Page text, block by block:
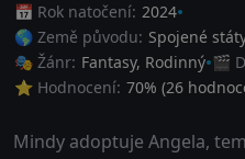
📅 Rok natočení: 2024
🌎 Země původu: Spojené
🎭 Žánr: Fantasy, Rodinný 🎬
⭐ Hodnocení: 70% (26
Mindy adoptuje Angela,